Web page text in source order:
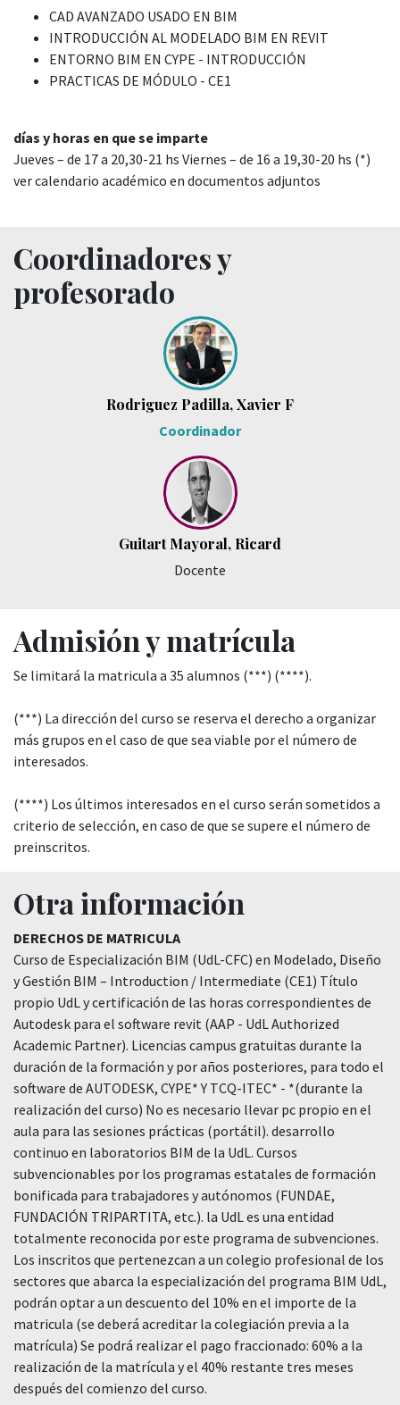
CAD AVANZADO USADO EN BIM
INTRODUCCIÓN AL MODELADO BIM EN REVIT
ENTORNO BIM EN CYPE - INTRODUCCIÓN
PRACTICAS DE MÓDULO - CE1
días y horas en que se imparte
Jueves – de 17 a 20,30-21 hs Viernes – de 16 a 19,30-20 hs (*)
ver calendario académico en documentos adjuntos
Coordinadores y
profesorado
Rodriguez Padilla, Xavier F
Coordinador
Guitart Mayoral, Ricard
Docente
Admisión y matrícula
Se limitará la matricula a 35 alumnos (***) (****).
(***) La dirección del curso se reserva el derecho a organizar
más grupos en el caso de que sea viable por el número de
interesados.
(****) Los últimos interesados en el curso serán sometidos a
criterio de selección, en caso de que se supere el número de
preinscritos.
Otra información
DERECHOS DE MATRICULA
Curso de Especialización BIM (UdL-CFC) en Modelado, Diseño
y Gestión BIM – Introduction / Intermediate (CE1) Título
propio UdL y certificación de las horas correspondientes de
Autodesk para el software revit (AAP - UdL Authorized
Academic Partner). Licencias campus gratuitas durante la
duración de la formación y por años posteriores, para todo el
software de AUTODESK, CYPE* Y TCQ-ITEC* - *(durante la
realización del curso) No es necesario llevar pc propio en el
aula para las sesiones prácticas (portátil). desarrollo
continuo en laboratorios BIM de la UdL. Cursos
subvencionables por los programas estatales de formación
bonificada para trabajadores y autónomos (FUNDAE,
FUNDACIÓN TRIPARTITA, etc.). la UdL es una entidad
totalmente reconocida por este programa de subvenciones.
Los inscritos que pertenezcan a un colegio profesional de los
sectores que abarca la especialización del programa BIM UdL,
podrán optar a un descuento del 10% en el importe de la
matricula (se deberá acreditar la colegiación previa a la
matrícula) Se podrá realizar el pago fraccionado: 60% a la
realización de la matrícula y el 40% restante tres meses
después del comienzo del curso.